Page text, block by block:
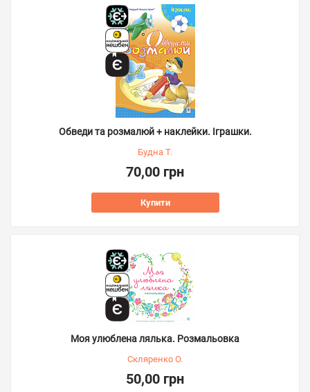
Обведи та розмалюй + наклейки. Іграшки.
Будна Т.
70,00 грн
Купити
Моя улюблена лялька. Розмальовка
Скляренко О.
50,00 грн